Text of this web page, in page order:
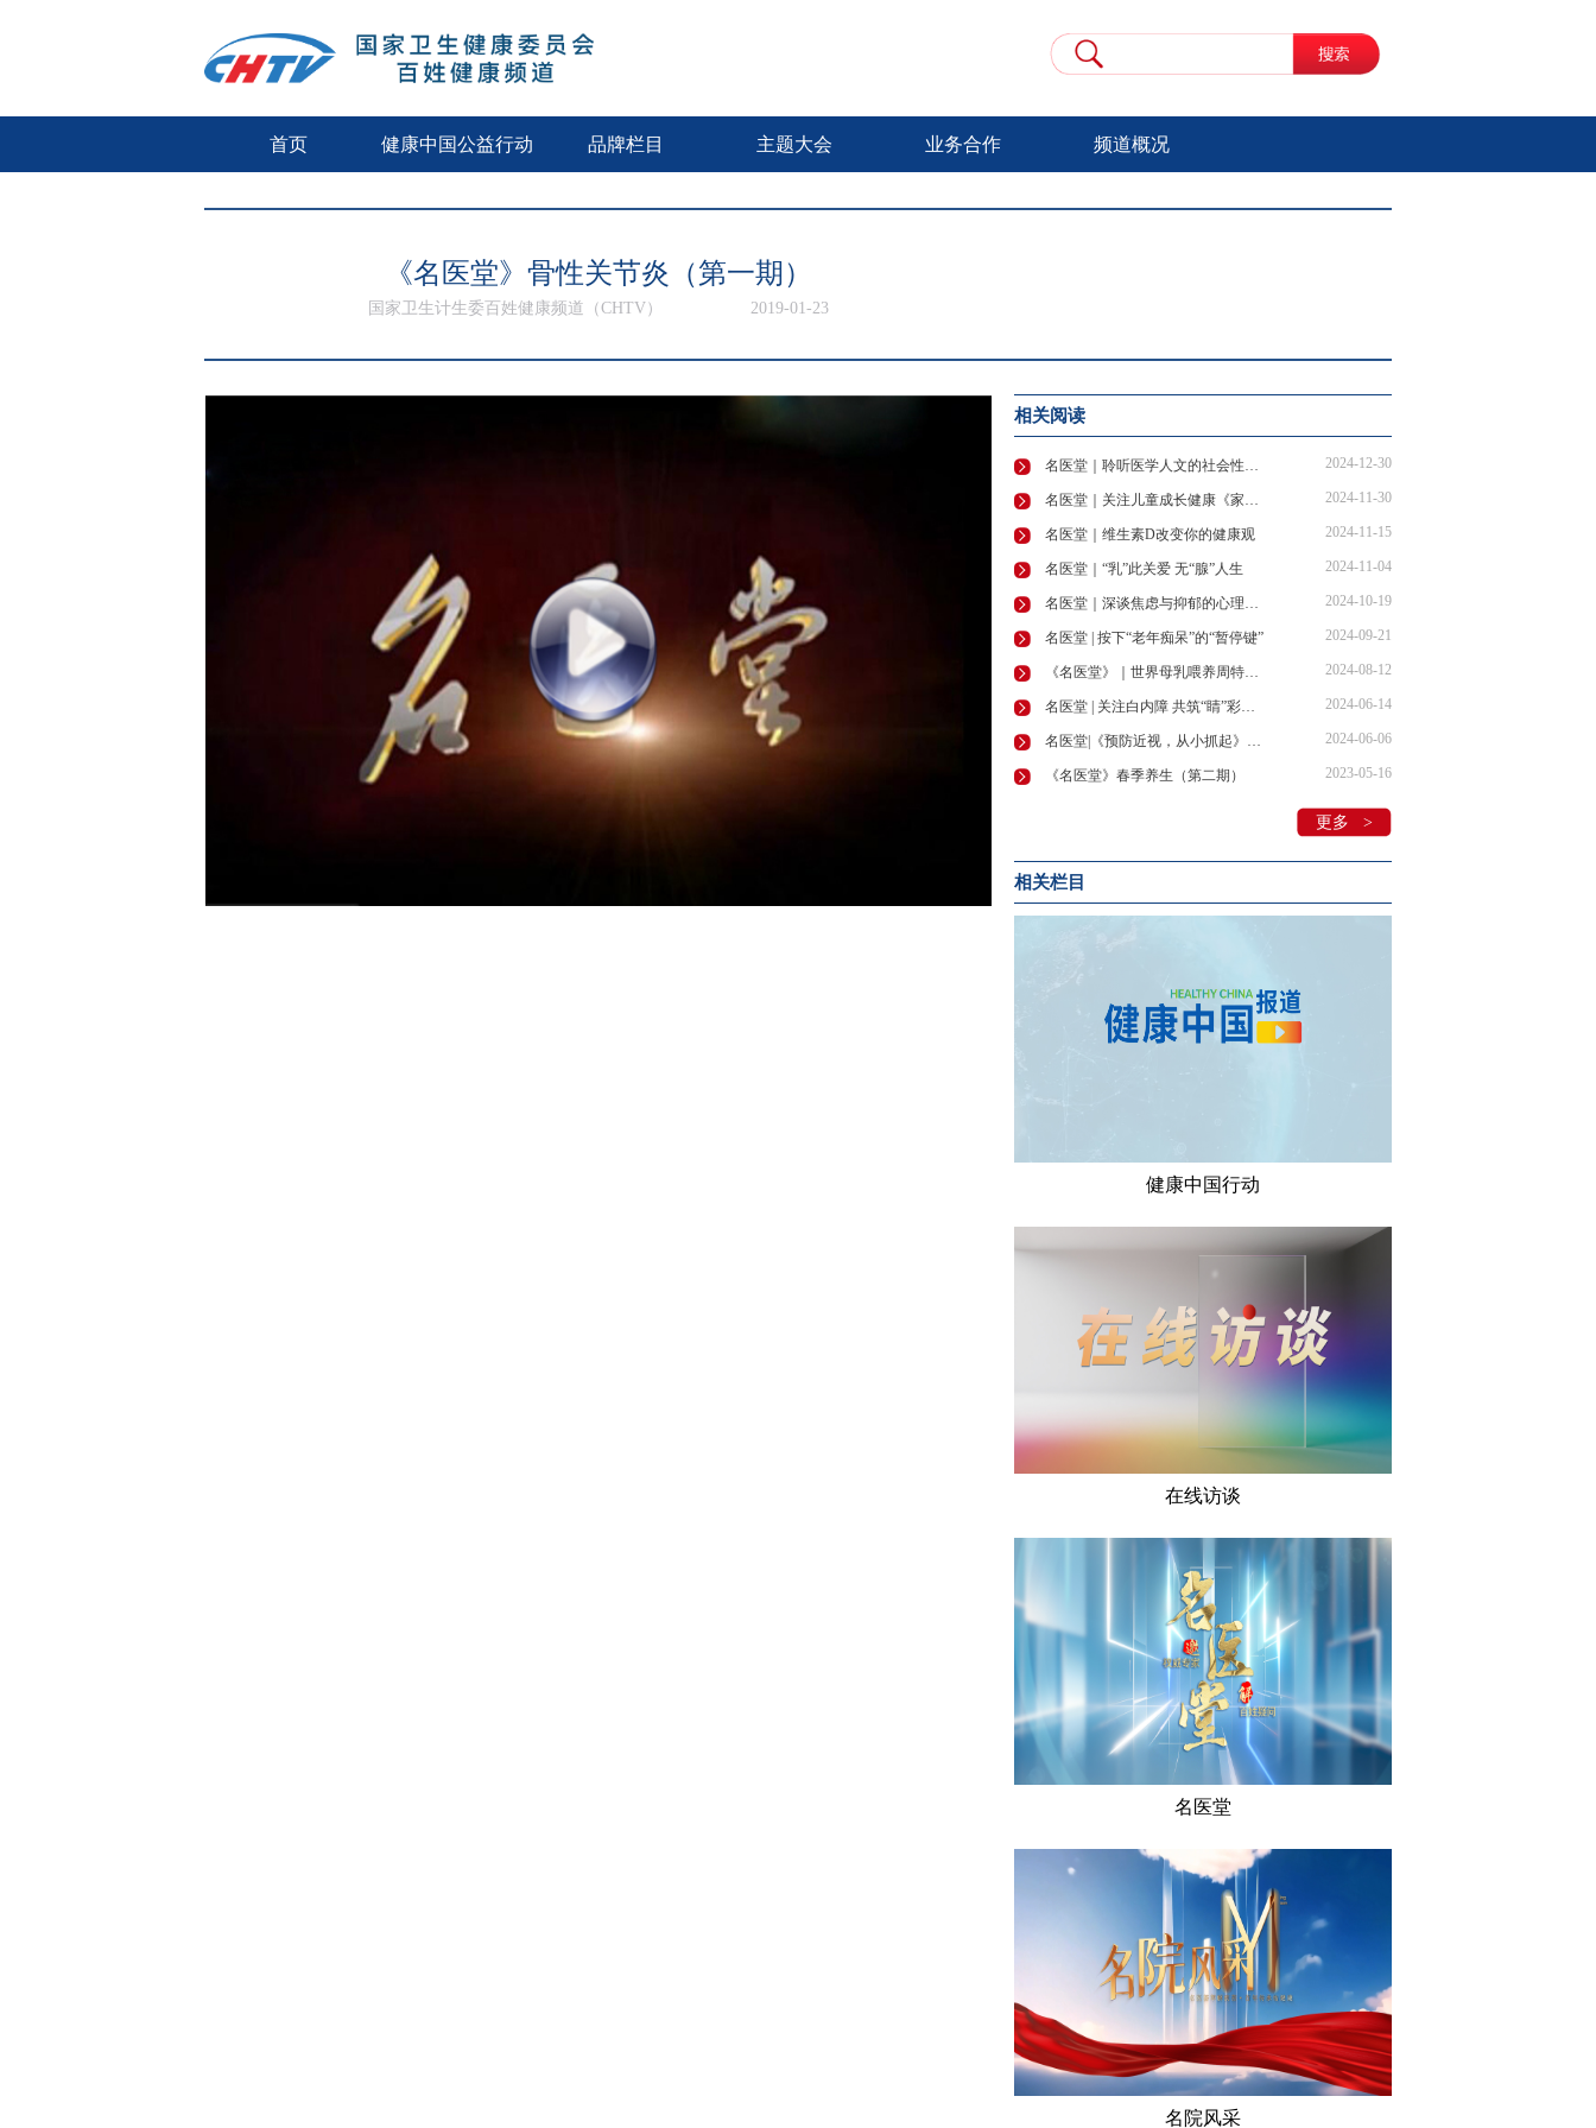
首页 健康中国公益行动 品牌栏目 主题大会 业务合作 频道概况
《名医堂》骨性关节炎（第一期）
国家卫生计生委百姓健康频道（CHTV） 2019-01-23
相关阅读
名医堂｜聆听医学人文的社会性《医学的零度》 2024-12-30
名医堂｜关注儿童成长健康《家书抵万金》 2024-11-30
名医堂｜维生素D改变你的健康观 2024-11-15
名医堂｜“乳”此关爱 无“腺”人生 2024-11-04
名医堂｜深谈焦虑与抑郁的心理机制之《生命拔节之声》 2024-10-19
名医堂 | 按下“老年痴呆”的“暂停键” 2024-09-21
《名医堂》｜世界母乳喂养周特别节目——《爱意的纽带》 2024-08-12
名医堂 | 关注白内障 共筑“睛”彩世界 2024-06-14
名医堂|《预防近视，从小抓起》——全国“爱眼日”宣传教育周 2024-06-06
《名医堂》春季养生（第二期） 2023-05-16
更多 >
相关栏目
健康中国行动
在线访谈
名医堂
名院风采